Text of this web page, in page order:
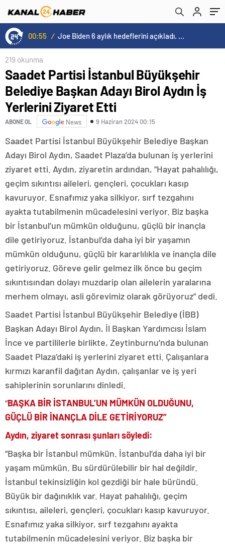
00:55 / Joe Biden 6 aylık hedeflerini açıkladı. Senato buz gibi…
219 okunma
Saadet Partisi İstanbul Büyükşehir
Belediye Başkan Adayı Birol Aydın İş
Yerlerini Ziyaret Etti
ABONE OL News 9 Haziran 2024 00:15
Saadet Partisi İstanbul Büyükşehir Belediye Başkan
Adayı Birol Aydın, Saadet Plaza’da bulunan iş yerlerini
ziyaret etti. Aydın, ziyaretin ardından, “Hayat pahalılığı,
geçim sıkıntısı aileleri, gençleri, çocukları kasıp
kavuruyor. Esnafımız yaka silkiyor, sırf tezgahını
ayakta tutabilmenin mücadelesini veriyor. Biz başka
bir İstanbul’un mümkün olduğunu, güçlü bir inançla
dile getiriyoruz. İstanbul’da daha iyi bir yaşamın
mümkün olduğunu, güçlü bir kararlılıkla ve inançla dile
getiriyoruz. Göreve gelir gelmez ilk önce bu geçim
sıkıntısından dolayı muzdarip olan ailelerin yaralarına
merhem olmayı, asli görevimiz olarak görüyoruz” dedi.
Saadet Partisi İstanbul Büyükşehir Belediye (İBB)
Başkan Adayı Birol Aydın, İl Başkan Yardımcısı İslam
İnce ve partililerle birlikte, Zeytinburnu’nda bulunan
Saadet Plaza’daki iş yerlerini ziyaret etti. Çalışanlara
kırmızı karanfil dağıtan Aydın, çalışanlar ve iş yeri
sahiplerinin sorunlarını dinledi.
“BAŞKA BİR İSTANBUL’UN MÜMKÜN OLDUĞUNU,
GÜÇLÜ BİR İNANÇLA DİLE GETİRİYORUZ”
Aydın, ziyaret sonrası şunları söyledi:
“Başka bir İstanbul mümkün. İstanbul’da daha iyi bir
yaşam mümkün. Bu sürdürülebilir bir hal değildir.
İstanbul tekinsizliğin kol gezdiği bir hale büründü.
Büyük bir dağınıklık var. Hayat pahalılığı, geçim
sıkıntısı, aileleri, gençleri, çocukları kasıp kavuruyor.
Esnafımız yaka silkiyor, sırf tezgahını ayakta
tutabilmenin mücadelesini veriyor. Biz başka bir